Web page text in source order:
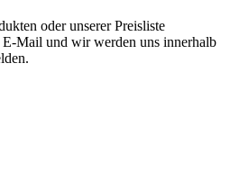
oder unserer Preisliste
E-Mail und wir werden uns innerhalb